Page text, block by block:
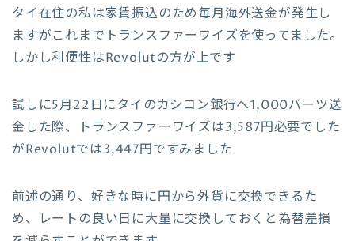
タイ在住の私は家賃振込のため毎月海外送金が発生し
ますがこれまでトランスファーワイズを使ってました。
しかし利便性はRevolutの方が上です
試しに5月22日にタイのカシコン銀行へ1,000バーツ送
金した際、トランスファーワイズは3,587円必要でした
がRevolutでは3,447円ですみました
前述の通り、好きな時に円から外貨に交換できるた
め、レートの良い日に大量に交換しておくと為替差損